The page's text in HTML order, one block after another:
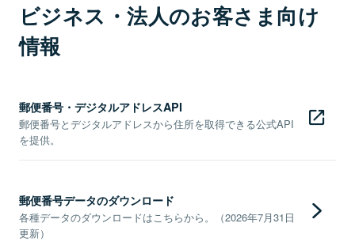
ビジネス・法人のお客さま向け
情報
郵便番号・デジタルアドレスAPI
郵便番号とデジタルアドレスから住所を取得できる公式API
を提供。
郵便番号データのダウンロード
各種データのダウンロードはこちらから。（2026年7月31日
更新）